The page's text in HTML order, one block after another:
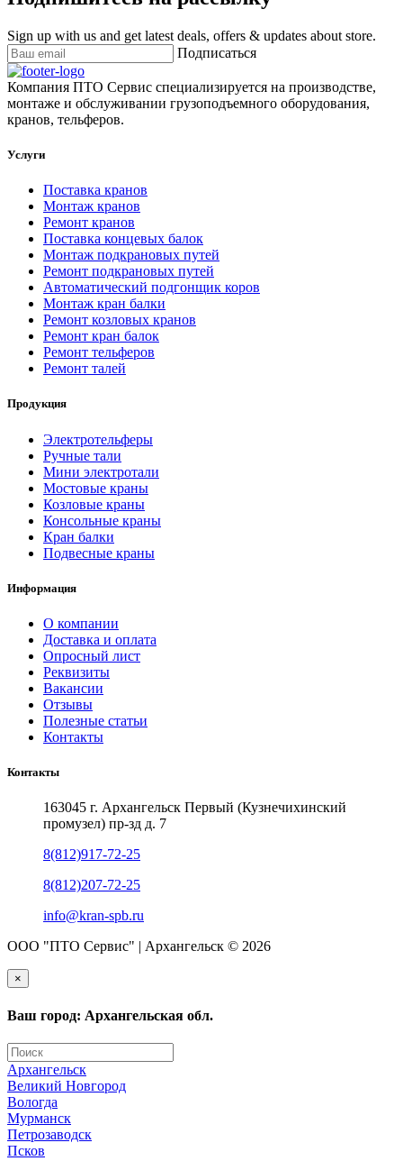
Sign up with us and get latest deals, offers & updates about store.
Подписаться
Компания ПТО Сервис специализируется на производстве,
монтаже и обслуживании грузоподъемного оборудования,
кранов, тельферов.
Услуги
Поставка кранов
Монтаж кранов
Ремонт кранов
Поставка концевых балок
Монтаж подкрановых путей
Ремонт подкрановых путей
Автоматический подгонщик коров
Монтаж кран балки
Ремонт козловых кранов
Ремонт кран балок
Ремонт тельферов
Ремонт талей
Продукция
Электротельферы
Ручные тали
Мини электротали
Мостовые краны
Козловые краны
Консольные краны
Кран балки
Подвесные краны
Информация
О компании
Доставка и оплата
Опросный лист
Реквизиты
Вакансии
Отзывы
Полезные статьи
Контакты
Контакты
163045 г. Архангельск Первый (Кузнечихинский
промузел) пр-зд д. 7
8(812)917-72-25
8(812)207-72-25
info@kran-spb.ru
ООО "ПТО Сервис" | Архангельск © 2026
×
Ваш город: Архангельская обл.
Архангельск
Великий Новгород
Вологда
Мурманск
Петрозаводск
Псков